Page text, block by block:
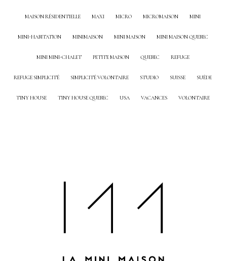
MAISON RÉSIDENTIELLE MAXI MICRO MICROMAISON MINI
MINI-HABITATION MINIMAISON MINI MAISON MINI MAISON QUEBEC
MINI MINI-CHALET PETITE MAISON QUEBEC REFUGE
REFUGE SIMPLICITÉ SIMPLICITÉ VOLONTAIRE STUDIO SUISSE SUÈDE
TINY HOUSE TINY HOUSE QUEBEC USA VACANCES VOLONTAIRE